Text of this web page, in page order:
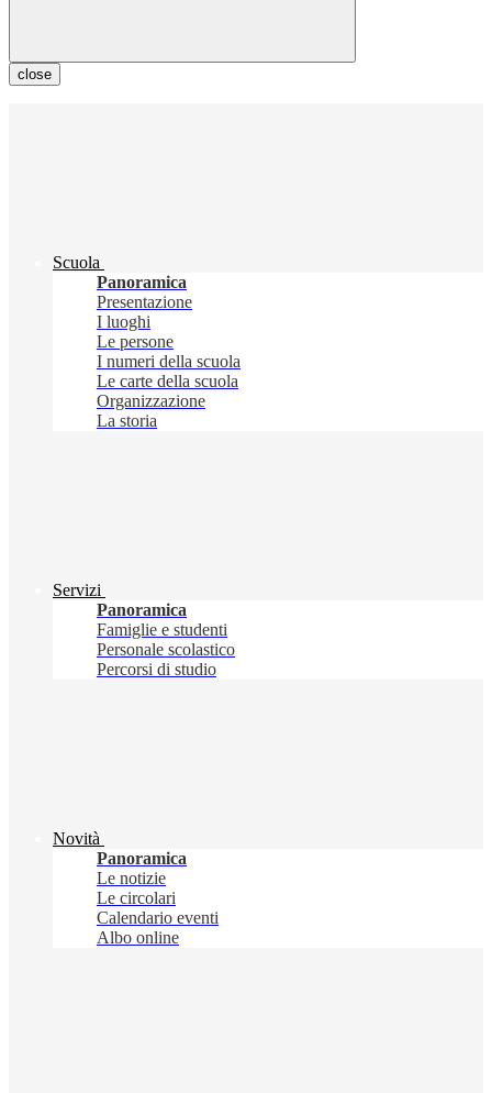
close
Scuola
Panoramica
Presentazione
I luoghi
Le persone
I numeri della scuola
Le carte della scuola
Organizzazione
La storia
Servizi
Panoramica
Famiglie e studenti
Personale scolastico
Percorsi di studio
Novità
Panoramica
Le notizie
Le circolari
Calendario eventi
Albo online